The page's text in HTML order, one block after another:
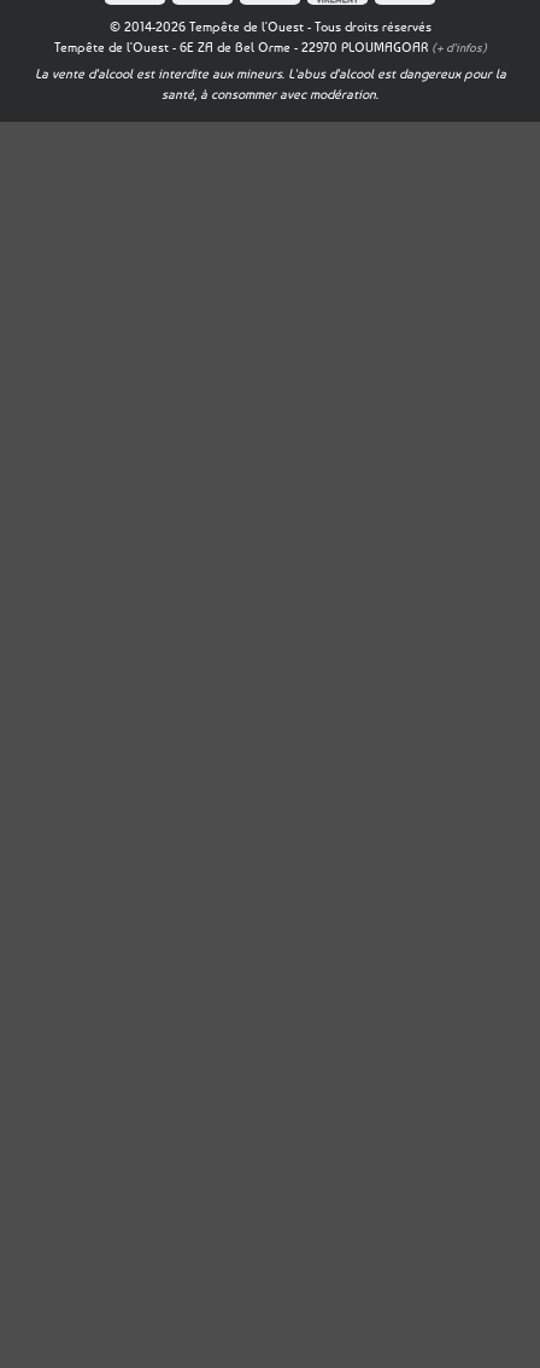
© 2014-2026 Tempête de l'Ouest - Tous droits réservés
Tempête de l'Ouest - 6E ZA de Bel Orme - 22970 PLOUMAGOAR (+ d'infos)
La vente d'alcool est interdite aux mineurs. L'abus d'alcool est dangereux pour la
santé, à consommer avec modération.